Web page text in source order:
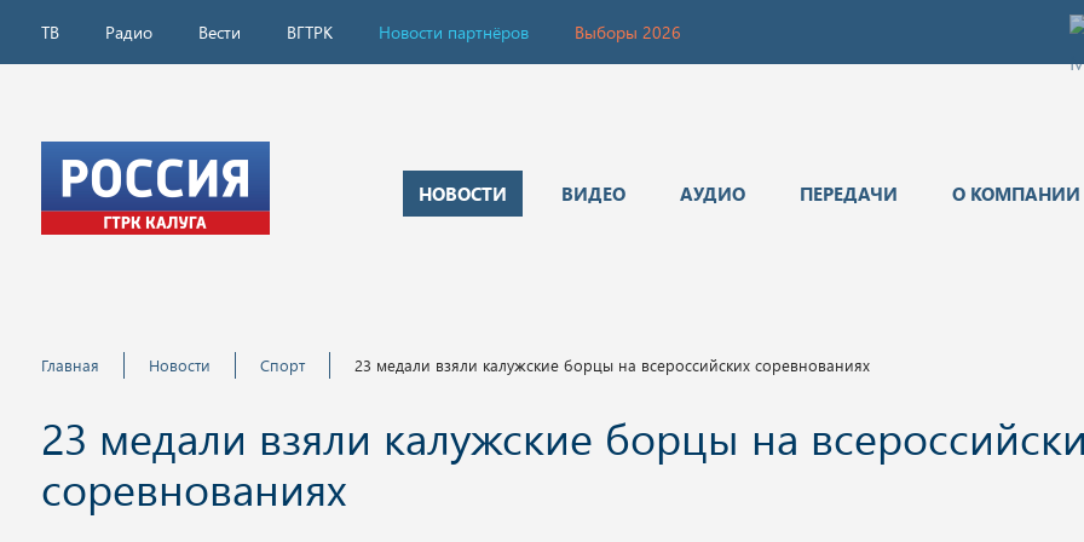
ТВ Радио Вести ВГТРК Новости партнёров Выборы 2026
НОВОСТИ ВИДЕО АУДИО ПЕРЕДАЧИ О КОМПАНИИ
Главная Новости Спорт 23 медали взяли калужские борцы на всероссийских соревнованиях
23 медали взяли калужские борцы на
соревнованиях